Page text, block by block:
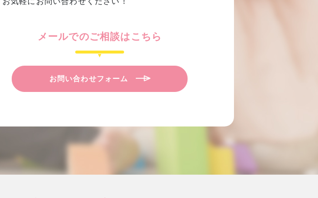
メールでのご相談はこちら
お問い合わせフォーム